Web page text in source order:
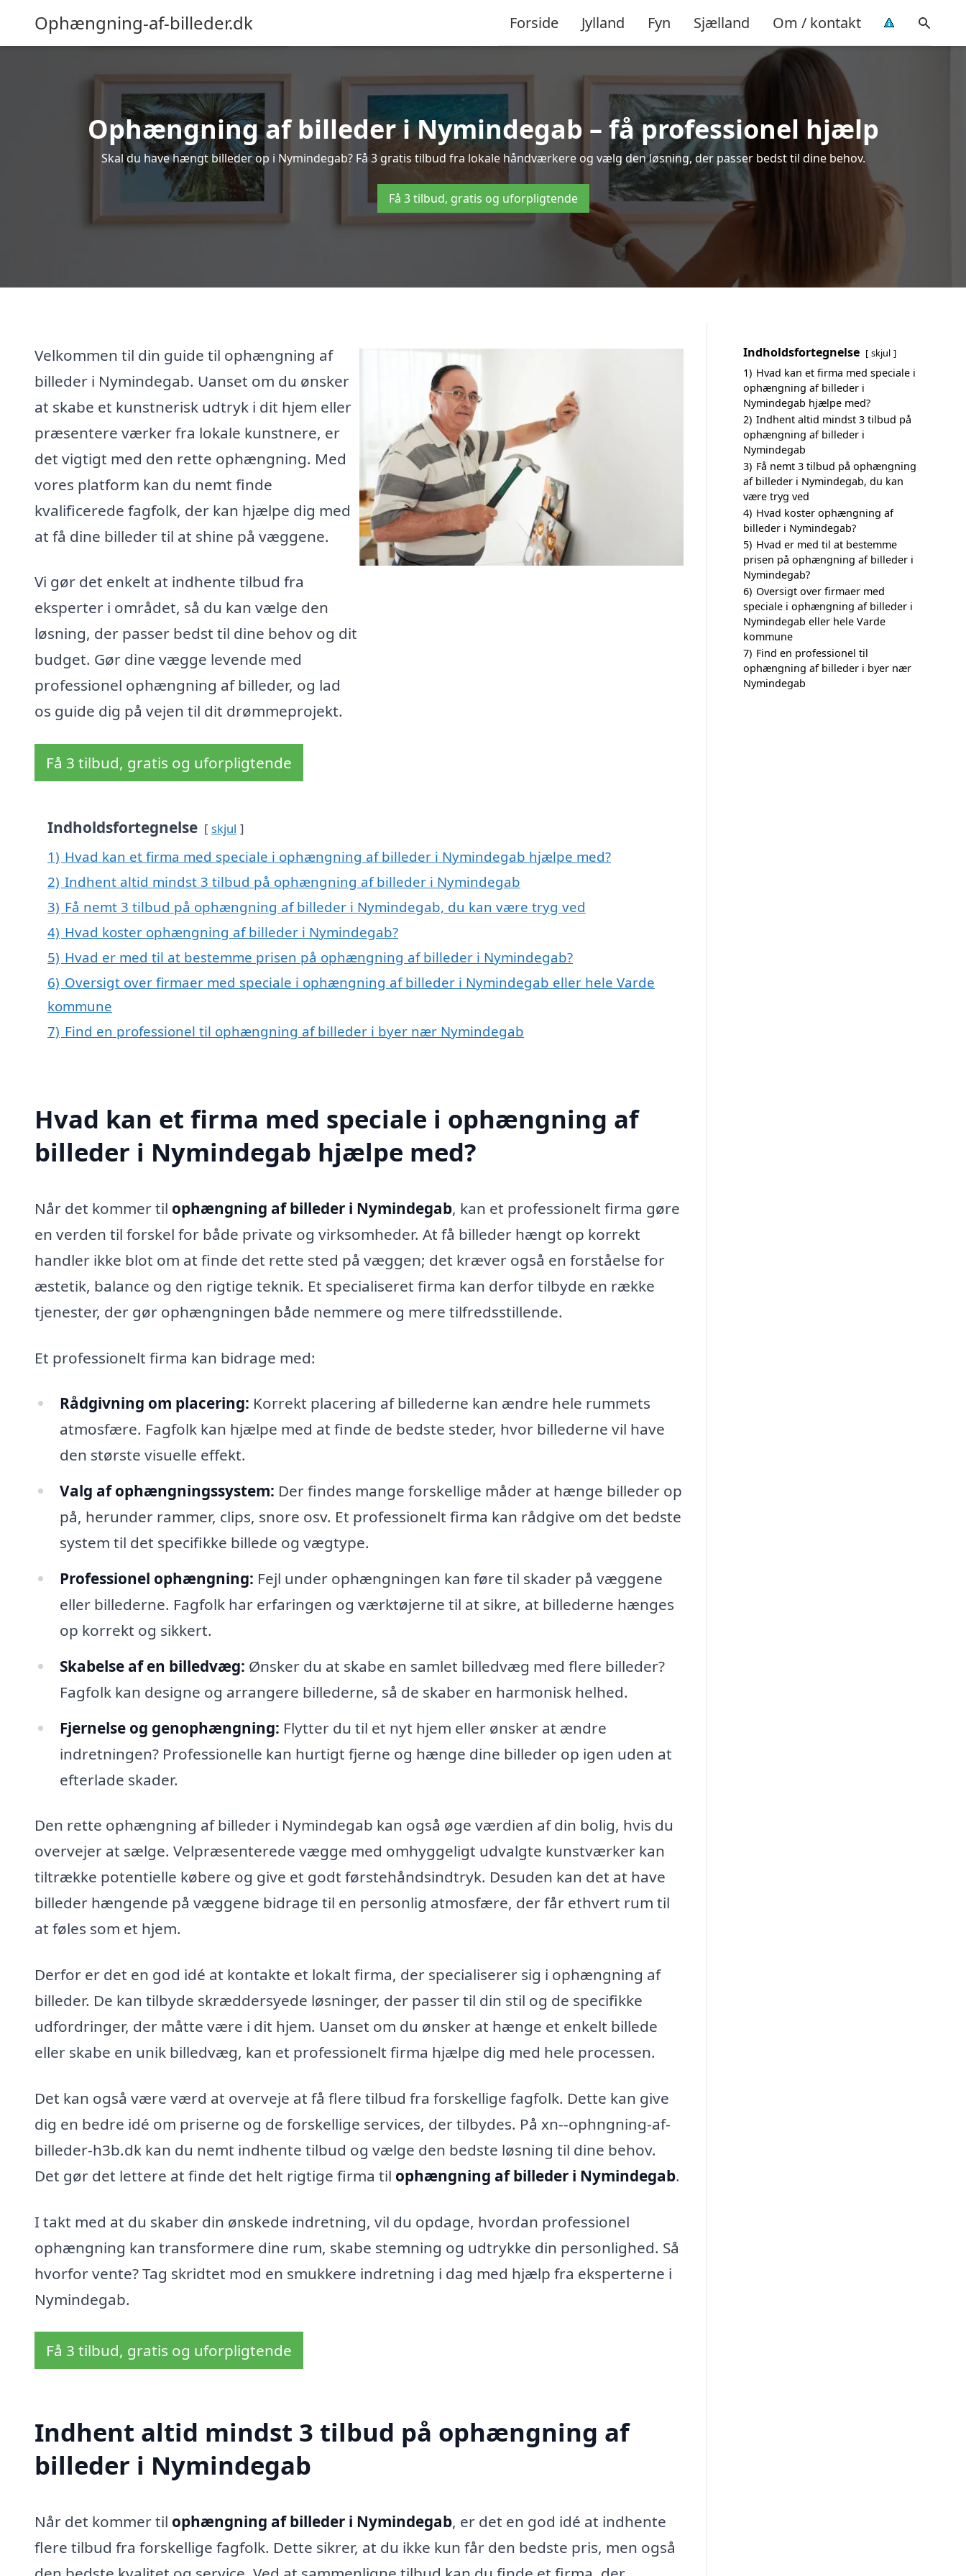
Ophængning-af-billeder.dk Forside Jylland Fyn Sjælland Om / kontakt
Ophængning af billeder i Nymindegab – få professionel hjælp
Skal du have hængt billeder op i Nymindegab? Få 3 gratis tilbud fra lokale håndværkere og vælg den løsning, der passer bedst til dine behov.
Få 3 tilbud, gratis og uforpligtende
Velkommen til din guide til ophængning af
billeder i Nymindegab. Uanset om du ønsker
at skabe et kunstnerisk udtryk i dit hjem eller
præsentere værker fra lokale kunstnere, er
det vigtigt med den rette ophængning. Med
vores platform kan du nemt finde
kvalificerede fagfolk, der kan hjælpe dig med
at få dine billeder til at shine på væggene.
Vi gør det enkelt at indhente tilbud fra
eksperter i området, så du kan vælge den
løsning, der passer bedst til dine behov og dit
budget. Gør dine vægge levende med
professionel ophængning af billeder, og lad
os guide dig på vejen til dit drømmeprojekt.
Få 3 tilbud, gratis og uforpligtende
Indholdsfortegnelse skjul
1) Hvad kan et firma med speciale i ophængning af billeder i Nymindegab hjælpe med?
2) Indhent altid mindst 3 tilbud på ophængning af billeder i Nymindegab
3) Få nemt 3 tilbud på ophængning af billeder i Nymindegab, du kan være tryg ved
4) Hvad koster ophængning af billeder i Nymindegab?
5) Hvad er med til at bestemme prisen på ophængning af billeder i Nymindegab?
6) Oversigt over firmaer med speciale i ophængning af billeder i Nymindegab eller hele Varde
kommune
7) Find en professionel til ophængning af billeder i byer nær Nymindegab
Hvad kan et firma med speciale i ophængning af
billeder i Nymindegab hjælpe med?
Når det kommer til ophængning af billeder i Nymindegab, kan et professionelt firma gøre
en verden til forskel for både private og virksomheder. At få billeder hængt op korrekt
handler ikke blot om at finde det rette sted på væggen; det kræver også en forståelse for
æstetik, balance og den rigtige teknik. Et specialiseret firma kan derfor tilbyde en række
tjenester, der gør ophængningen både nemmere og mere tilfredsstillende.
Et professionelt firma kan bidrage med:
Rådgivning om placering: Korrekt placering af billederne kan ændre hele rummets
atmosfære. Fagfolk kan hjælpe med at finde de bedste steder, hvor billederne vil have
den største visuelle effekt.
Valg af ophængningssystem: Der findes mange forskellige måder at hænge billeder op
på, herunder rammer, clips, snore osv. Et professionelt firma kan rådgive om det bedste
system til det specifikke billede og vægtype.
Professionel ophængning: Fejl under ophængningen kan føre til skader på væggene
eller billederne. Fagfolk har erfaringen og værktøjerne til at sikre, at billederne hænges
op korrekt og sikkert.
Skabelse af en billedvæg: Ønsker du at skabe en samlet billedvæg med flere billeder?
Fagfolk kan designe og arrangere billederne, så de skaber en harmonisk helhed.
Fjernelse og genophængning: Flytter du til et nyt hjem eller ønsker at ændre
indretningen? Professionelle kan hurtigt fjerne og hænge dine billeder op igen uden at
efterlade skader.
Den rette ophængning af billeder i Nymindegab kan også øge værdien af din bolig, hvis du
overvejer at sælge. Velpræsenterede vægge med omhyggeligt udvalgte kunstværker kan
tiltrække potentielle købere og give et godt førstehåndsindtryk. Desuden kan det at have
billeder hængende på væggene bidrage til en personlig atmosfære, der får ethvert rum til
at føles som et hjem.
Derfor er det en god idé at kontakte et lokalt firma, der specialiserer sig i ophængning af
billeder. De kan tilbyde skræddersyede løsninger, der passer til din stil og de specifikke
udfordringer, der måtte være i dit hjem. Uanset om du ønsker at hænge et enkelt billede
eller skabe en unik billedvæg, kan et professionelt firma hjælpe dig med hele processen.
Det kan også være værd at overveje at få flere tilbud fra forskellige fagfolk. Dette kan give
dig en bedre idé om priserne og de forskellige services, der tilbydes. På xn--ophngning-af-
billeder-h3b.dk kan du nemt indhente tilbud og vælge den bedste løsning til dine behov.
Det gør det lettere at finde det helt rigtige firma til ophængning af billeder i Nymindegab.
I takt med at du skaber din ønskede indretning, vil du opdage, hvordan professionel
ophængning kan transformere dine rum, skabe stemning og udtrykke din personlighed. Så
hvorfor vente? Tag skridtet mod en smukkere indretning i dag med hjælp fra eksperterne i
Nymindegab.
Få 3 tilbud, gratis og uforpligtende
Indhent altid mindst 3 tilbud på ophængning af
billeder i Nymindegab
Når det kommer til ophængning af billeder i Nymindegab, er det en god idé at indhente
flere tilbud fra forskellige fagfolk. Dette sikrer, at du ikke kun får den bedste pris, men også
Indholdsfortegnelse skjul
1) Hvad kan et firma med speciale i
ophængning af billeder i
Nymindegab hjælpe med?
2) Indhent altid mindst 3 tilbud på
ophængning af billeder i
Nymindegab
3) Få nemt 3 tilbud på ophængning
af billeder i Nymindegab, du kan
være tryg ved
4) Hvad koster ophængning af
billeder i Nymindegab?
5) Hvad er med til at bestemme
prisen på ophængning af billeder i
Nymindegab?
6) Oversigt over firmaer med
speciale i ophængning af billeder i
Nymindegab eller hele Varde
kommune
7) Find en professionel til
ophængning af billeder i byer nær
Nymindegab